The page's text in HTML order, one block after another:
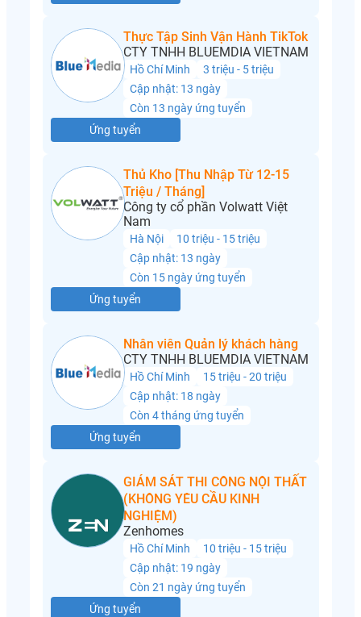
Thực Tập Sinh Vận Hành TikTok
CTY TNHH BLUEMDIA VIETNAM
Hồ Chí Minh
3 triệu - 5 triệu
Cập nhật: 13 ngày
Còn 13 ngày ứng tuyển
Ứng tuyển
Thủ Kho [Thu Nhập Từ 12-15
Triệu / Tháng]
Công ty cổ phần Volwatt Việt
Nam
Hà Nội
10 triệu - 15 triệu
Cập nhật: 13 ngày
Còn 15 ngày ứng tuyển
Ứng tuyển
Nhân viên Quản lý khách hàng
CTY TNHH BLUEMDIA VIETNAM
Hồ Chí Minh
15 triệu - 20 triệu
Cập nhật: 18 ngày
Còn 4 tháng ứng tuyển
Ứng tuyển
GIÁM SÁT THI CÔNG NỘI THẤT
(KHÔNG YÊU CẦU KINH
NGHIỆM)
Zenhomes
Hồ Chí Minh
10 triệu - 15 triệu
Cập nhật: 19 ngày
Còn 21 ngày ứng tuyển
Ứng tuyển